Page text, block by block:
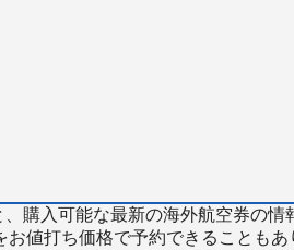
購入可能な最新の海外航空券の情
値打ち価格で予約できることもあ